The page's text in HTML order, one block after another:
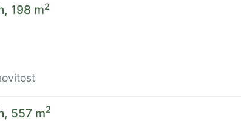
198 m2
557 m2